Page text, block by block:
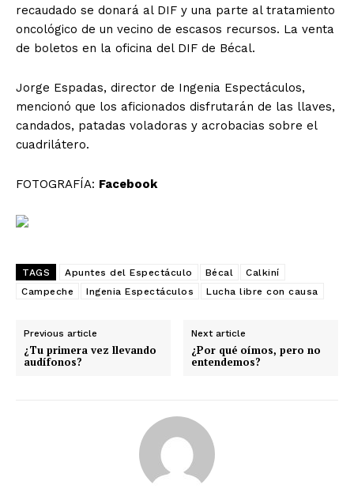
recaudado se donará al DIF y una parte al tratamiento
oncológico de un vecino de escasos recursos. La venta
de boletos en la oficina del DIF de Bécal.
Jorge Espadas, director de Ingenia Espectáculos,
mencionó que los aficionados disfrutarán de las llaves,
candados, patadas voladoras y acrobacias sobre el
cuadrilátero.
FOTOGRAFÍA: Facebook
TAGS Apuntes del Espectáculo Bécal
Calkiní
Campeche
Ingenia Espectáculos Lucha libre con causa
Previous article
¿Tu primera vez llevando
audífonos?
Next article
¿Por qué oímos, pero no
entendemos?